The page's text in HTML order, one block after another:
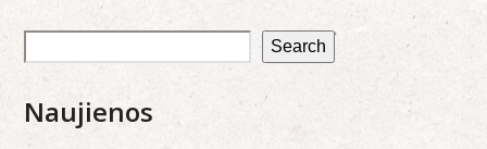
Search
Naujienos